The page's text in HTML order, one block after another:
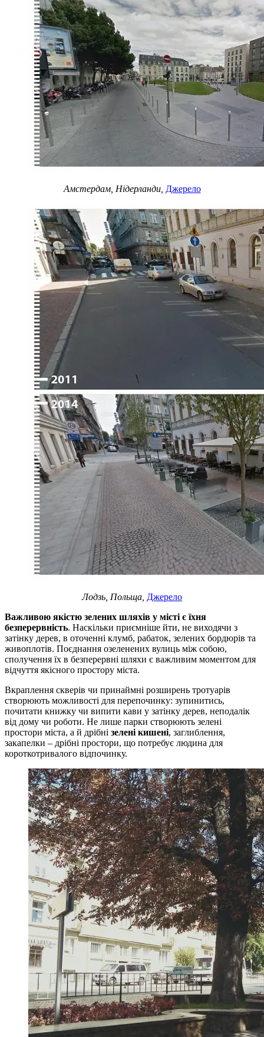
Амстердам, Нідерланди, Джерело
Лодзь, Польща, Джерело
Важливою якістю зелених шляхів у місті є їхня
безперервність. Наскільки приємніше йти, не виходячи з
затінку дерев, в оточенні клумб, рабаток, зелених бордюрів та
живоплотів. Поєднання озеленених вулиць між собою,
сполучення їх в безперервні шляхи є важливим моментом для
відчуття якісного простору міста.
Вкраплення скверів чи принаймні розширень тротуарів
створюють можливості для перепочинку: зупинитись,
почитати книжку чи випити кави у затінку дерев, неподалік
від дому чи роботи. Не лише парки створюють зелені
простори міста, а й дрібні зелені кишені, заглиблення,
закапелки – дрібні простори, що потребує людина для
короткотривалого відпочинку.